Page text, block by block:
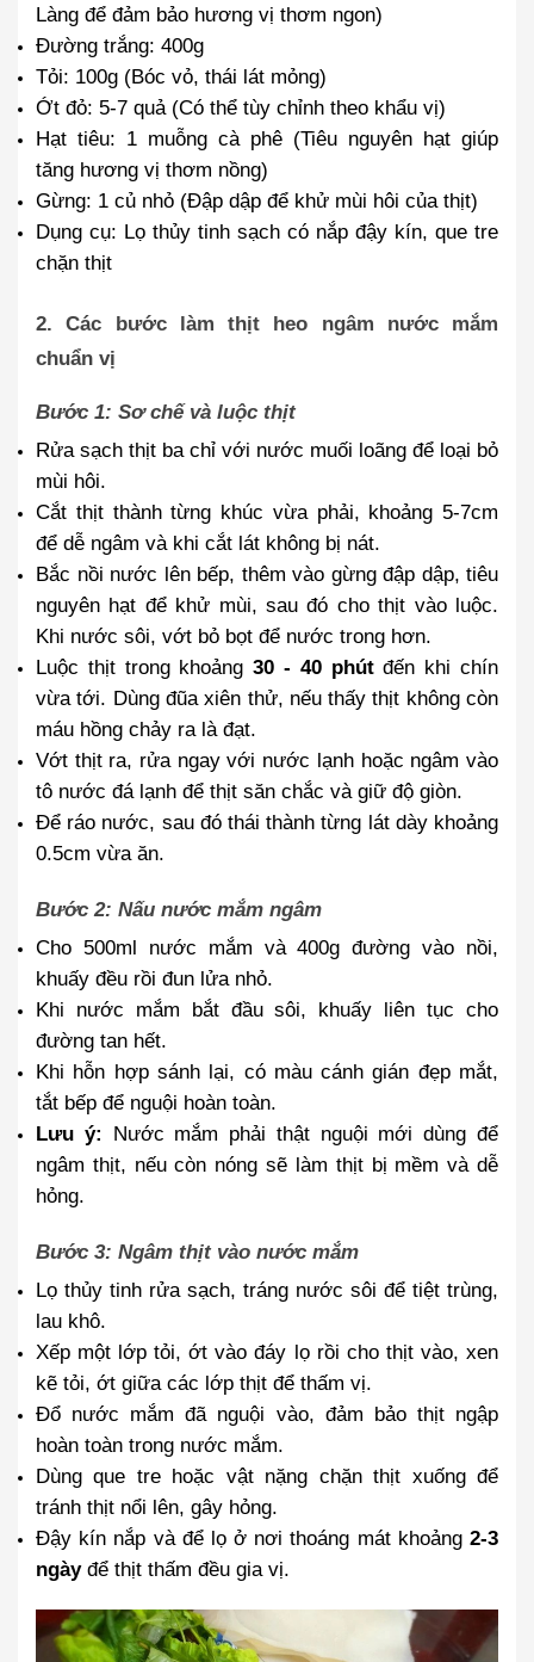
Làng để đảm bảo hương vị thơm ngon)
Đường trắng: 400g
Tỏi: 100g (Bóc vỏ, thái lát mỏng)
Ớt đỏ: 5-7 quả (Có thể tùy chỉnh theo khẩu vị)
Hạt tiêu: 1 muỗng cà phê (Tiêu nguyên hạt giúp
tăng hương vị thơm nồng)
Gừng: 1 củ nhỏ (Đập dập để khử mùi hôi của thịt)
Dụng cụ: Lọ thủy tinh sạch có nắp đậy kín, que tre
chặn thịt
2. Các bước làm thịt heo ngâm nước mắm
chuẩn vị
Bước 1: Sơ chế và luộc thịt
Rửa sạch thịt ba chỉ với nước muối loãng để loại bỏ
mùi hôi.
Cắt thịt thành từng khúc vừa phải, khoảng 5-7cm
để dễ ngâm và khi cắt lát không bị nát.
Bắc nồi nước lên bếp, thêm vào gừng đập dập, tiêu
nguyên hạt để khử mùi, sau đó cho thịt vào luộc.
Khi nước sôi, vớt bỏ bọt để nước trong hơn.
Luộc thịt trong khoảng30 - 40 phútđến khi chín
vừa tới. Dùng đũa xiên thử, nếu thấy thịt không còn
máu hồng chảy ra là đạt.
Vớt thịt ra, rửa ngay với nước lạnh hoặc ngâm vào
tô nước đá lạnh để thịt săn chắc và giữ độ giòn.
Để ráo nước, sau đó thái thành từng lát dày khoảng
0.5cm vừa ăn.
Bước 2: Nấu nước mắm ngâm
Cho 500ml nước mắm và 400g đường vào nồi,
khuấy đều rồi đun lửa nhỏ.
Khi nước mắm bắt đầu sôi, khuấy liên tục cho
đường tan hết.
Khi hỗn hợp sánh lại, có màu cánh gián đẹp mắt,
tắt bếp để nguội hoàn toàn.
Lưu ý: Nước mắm phải thật nguội mới dùng để
ngâm thịt, nếu còn nóng sẽ làm thịt bị mềm và dễ
hỏng.
Bước 3: Ngâm thịt vào nước mắm
Lọ thủy tinh rửa sạch, tráng nước sôi để tiệt trùng,
lau khô.
Xếp một lớp tỏi, ớt vào đáy lọ rồi cho thịt vào, xen
kẽ tỏi, ớt giữa các lớp thịt để thấm vị.
Đổ nước mắm đã nguội vào, đảm bảo thịt ngập
hoàn toàn trong nước mắm.
Dùng que tre hoặc vật nặng chặn thịt xuống để
tránh thịt nổi lên, gây hỏng.
Đậy kín nắp và để lọ ở nơi thoáng mát khoảng 2-3
ngàyđể thịt thấm đều gia vị.